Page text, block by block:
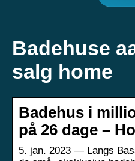
Badehuse
salg home
Badehus i
på 26 dage –
5. jan. 2023 — Langs